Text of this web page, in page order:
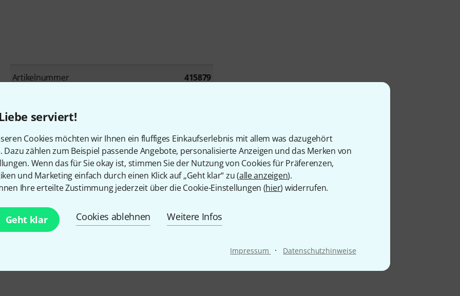
serviert!
Cookies möchten wir Ihnen ein fluffiges Einkaufserlebnis mit allem was dazugehört
Dazu zählen zum Beispiel passende Angebote, personalisierte Anzeigen und das Merken von
Wenn das für Sie okay ist, stimmen Sie der Nutzung von Cookies für Präferenzen,
und Marketing einfach durch einen Klick auf „Geht klar“ zu (alle anzeigen).
Ihre erteilte Zustimmung jederzeit über die Cookie-Einstellungen (hier) widerrufen.
Geht klar Cookies ablehnen Weitere Infos
Impressum · Datenschutzhinweise
Artikelnummer 415879
Effektprozessor Ja
Mikrofon Eingang Ja
Fußschalter Anschluss Ja